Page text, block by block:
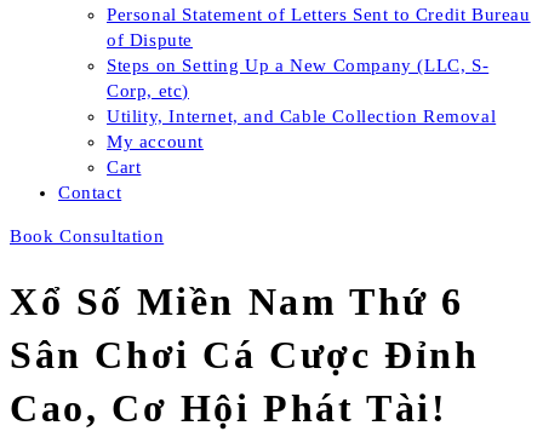
Personal Statement of Letters Sent to Credit Bureau
of Dispute
Steps on Setting Up a New Company (LLC, S-
Corp, etc)
Utility, Internet, and Cable Collection Removal
My account
Cart
Contact
Book Consultation
Xổ Số Miền Nam Thứ 6
Sân Chơi Cá Cược Đỉnh
Cao, Cơ Hội Phát Tài!